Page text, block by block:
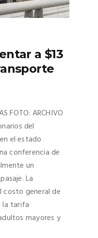
a $13
FOTO: ARCHIVO
del
el estado
conferencia de
un
La
costo general de
la tarifa
mayores y